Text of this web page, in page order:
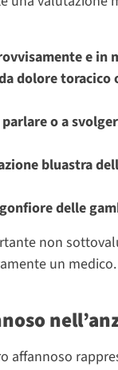
e in
dolore toracico
o a
bluastra
delle
non
un medico.
affannoso